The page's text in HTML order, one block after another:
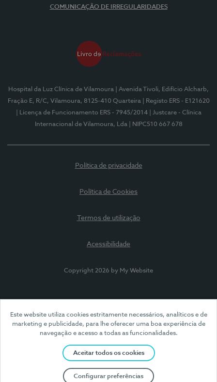
Este website utiliza cookies estritamente necessários, analíticos e de
marketing e publicidade, para lhe oferecer uma boa experiência de
navegação e acesso a todas as funcionalidades.
Aceitar todos os cookies
Configurar preferências
COMUNICAÇÃO DE IRREGULARIDADES
Hospital da Luz Clínica de Vilamoura
| Avenida Tivoli, Edifício Alcharb,
Fração E, R/C, Vilamoura, 8125-410 Quarteira
| Registo ERS - E121620
| Licença de Funcionamento ERS - 7945/2014
| Justcare - Clínica
Internacional de Vilamoura, Lda
| NIPC510 667 678
Política de privacidade
Política de Cookies
Termos de utilização
Acessibilidade
Copyright 2026 by My Website